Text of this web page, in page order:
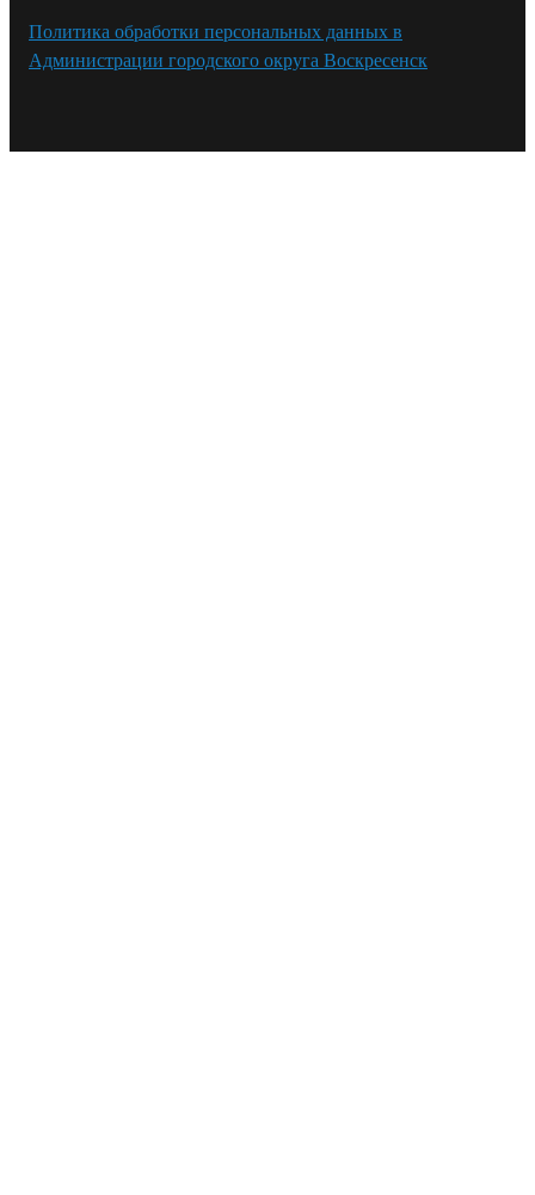
Политика обработки персональных данных в
Администрации городского округа Воскресенск